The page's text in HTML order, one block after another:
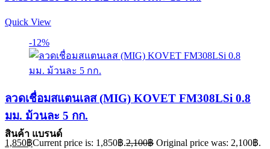
Quick View
-12%
ลวดเชื่อมสแตนเลส (MIG) KOVET FM308LSi 0.8
มม. ม้วนละ 5 กก.
1,850฿Current price is: 1,850฿.2,100฿ Original price was: 2,100฿.
สินค้า แบรนด์